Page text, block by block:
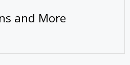
and More